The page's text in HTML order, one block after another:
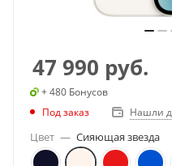
47 990 руб.
+ 480 Бонусов
Под заказ
Нашли
Цвет — Сияющая звезда